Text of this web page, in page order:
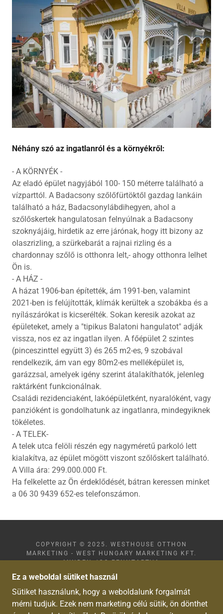
Néhány szó az ingatlanról és a környékről:
- A KÖRNYÉK -
Az eladó épület nagyjából 100- 150 méterre található a
vízparttól. A Badacsony szőlőfürtöktől gazdag lankáin
található a ház, Badacsonylábdihegyen, ahol a
szőlőskertek hangulatosan felnyúlnak a Badacsony
szoknyájáig, hirdetik az erre járónak, hogy itt bizony az
olaszrizling, a szürkebarát a rajnai rizling és a
chardonnay szőlő is otthonra lelt,- ahogy otthonra lelhet
Ön is.
- A HÁZ -
A házat 1906-ban építették, ám 1991-ben, valamint
2021-ben is felújították, klímák kerültek a szobákba és a
nyílászárókat is kicserélték. Sokan keresik azokat az
épületeket, amely a "tipikus Balatoni hangulatot" adják
vissza, nos ez az ingatlan ilyen. A főépület 2 szintes
(pinceszinttel együtt 3) és 265 m2-es, 9 szobával
rendelkezik, ám van egy 80m2-es melléképület is,
garázzsal, amelyek igény szerint átalakíthatók, jelenleg
raktárként funkcionálnak.
Családi rezidenciaként, lakóépületként, nyaralóként, vagy
panzióként is gondolhatunk az ingatlanra, mindegyiknek
tökéletes.
- A TELEK-
A telek utca felöli részén egy nagyméretű parkoló lett
kialakítva, az épület mögött viszont szőlőskert található.
A Villa ára: 299.000.000 Ft.
Ha felkelette az Ön érdeklődését, bátran keressen minket
a 06 30 9439 652-es telefonszámon.
COPYRIGHT © 2025. WESTHOUSE OTTHON
MARKETING - WEST HUNGARY MARKETING KFT.
MINDEN JOG FENNTARTVA
UNGARN.DE
VIETNAMESE
Ez a weboldal sütiket használ
Sütiket használunk, hogy a weboldalunk forgalmát
mérni tudjuk. Ezek nem marketing célú sütik, ön dönthet